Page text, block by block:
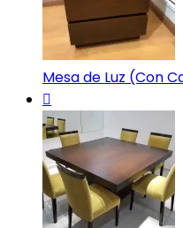
Mesa de Luz (Con